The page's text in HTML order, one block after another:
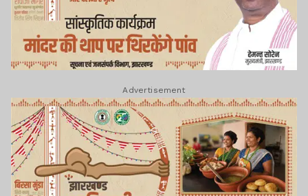
Advertisement